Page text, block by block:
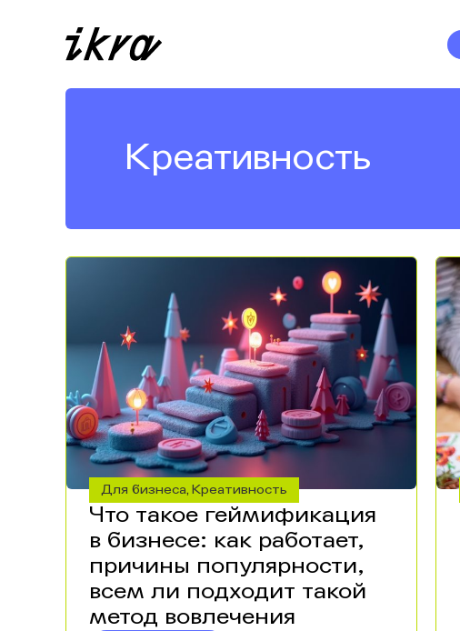
Креативность
Для бизнеса, Креативность
Что такое геймификация
в бизнесе: как работает,
причины популярности,
всем ли подходит такой
метод вовлечения